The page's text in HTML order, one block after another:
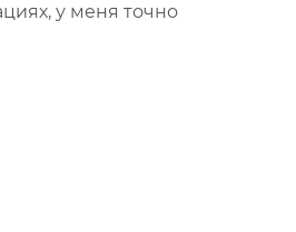
у меня точно